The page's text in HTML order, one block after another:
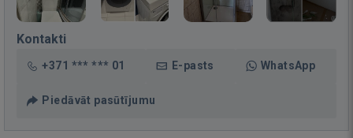
Kontakti
+371 *** *** 01 E-pasts WhatsApp
Piedāvāt pasūtījumu